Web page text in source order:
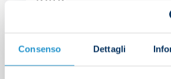
Consenso Dettagli